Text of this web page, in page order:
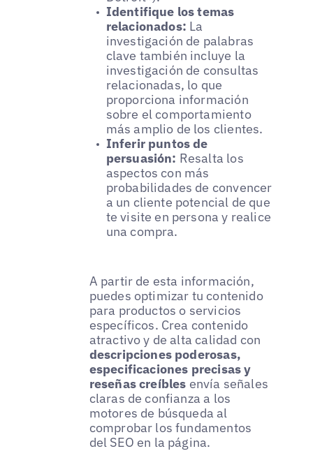
Identifique los temas
relacionados: La
investigación de palabras
clave también incluye la
investigación de consultas
relacionadas, lo que
proporciona información
sobre el comportamiento
más amplio de los clientes.
Inferir puntos de
persuasión: Resalta los
aspectos con más
probabilidades de convencer
a un cliente potencial de que
te visite en persona y realice
una compra.
A partir de esta información,
puedes optimizar tu contenido
para productos o servicios
específicos. Crea contenido
atractivo y de alta calidad con
descripciones poderosas,
especificaciones precisas y
reseñas creíbles envía señales
claras de confianza a los
motores de búsqueda al
comprobar los fundamentos
del SEO en la página.